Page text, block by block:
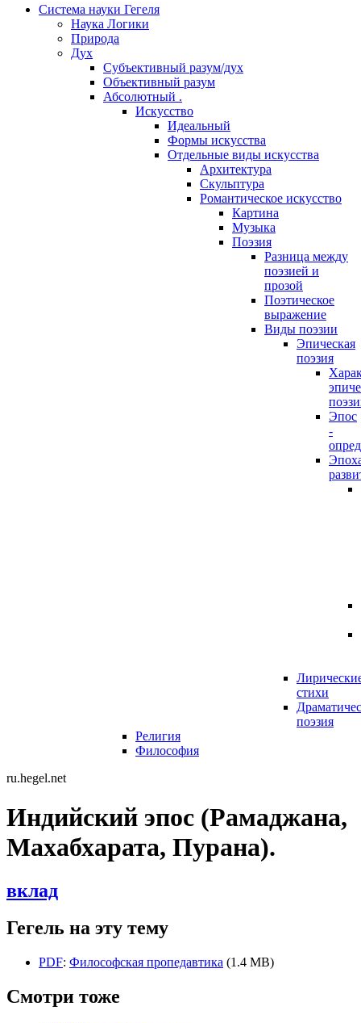
Система науки Гегеля
Наука Логики
Природа
Дух
Субъективный разум/дух
Объективный разум
Абсолютный .
Искусство
Идеальный
Формы искусства
Отдельные виды искусства
Архитектура
Скульптура
Романтическое искусство
Картина
Музыка
Поэзия
Разница между
поэзией и
прозой
Поэтическое
выражение
Виды поэзии
Эпическая
поэзия
Эпос
-
стихи
поэзия
Религия
Философия
ru.hegel.net
Индийский эпос (Рамаджана,
Махабхарата, Пурана).
вклад
Гегель на эту тему
PDF: Философская пропедавтика (1.4 MB)
Смотри тоже